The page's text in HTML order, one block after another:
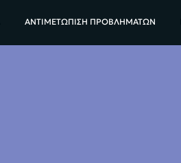
ΑΝΤΙΜΕΤΩΠΙΣΗ ΠΡΟΒΛΗΜΑΤΩΝ